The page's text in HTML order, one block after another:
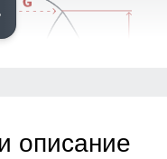
описание